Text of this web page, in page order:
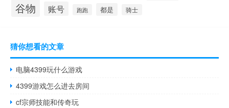
谷物 账号 跑跑 都是 骑士
猜你想看的文章
电脑4399玩什么游戏
4399游戏怎么进去房间
cf宗师技能和传奇玩